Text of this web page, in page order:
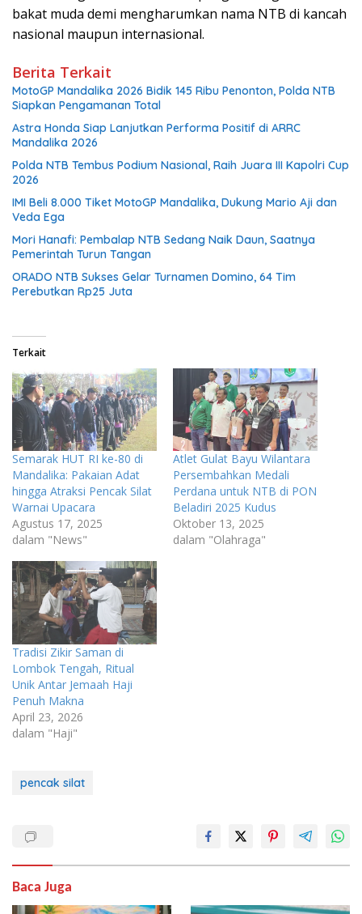
bakat muda demi mengharumkan nama NTB di kancah
nasional maupun internasional.
Berita Terkait
MotoGP Mandalika 2026 Bidik 145 Ribu Penonton, Polda NTB
Siapkan Pengamanan Total
Astra Honda Siap Lanjutkan Performa Positif di ARRC
Mandalika 2026
Polda NTB Tembus Podium Nasional, Raih Juara III Kapolri Cup
2026
IMI Beli 8.000 Tiket MotoGP Mandalika, Dukung Mario Aji dan
Veda Ega
Mori Hanafi: Pembalap NTB Sedang Naik Daun, Saatnya
Pemerintah Turun Tangan
ORADO NTB Sukses Gelar Turnamen Domino, 64 Tim
Perebutkan Rp25 Juta
Terkait
Semarak HUT RI ke-80 di
Mandalika: Pakaian Adat
hingga Atraksi Pencak Silat
Warnai Upacara
Agustus 17, 2025
dalam "News"
Atlet Gulat Bayu Wilantara
Persembahkan Medali
Perdana untuk NTB di PON
Beladiri 2025 Kudus
Oktober 13, 2025
dalam "Olahraga"
Tradisi Zikir Saman di
Lombok Tengah, Ritual
Unik Antar Jemaah Haji
Penuh Makna
April 23, 2026
dalam "Haji"
pencak silat
Baca Juga